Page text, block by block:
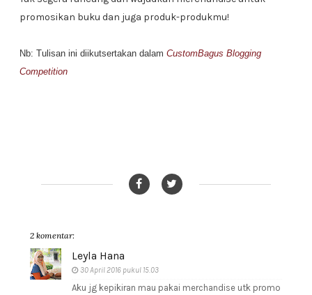
promosikan buku dan juga produk-produkmu!
Nb: Tulisan ini diikutsertakan dalam CustomBagus Blogging
Competition
2 komentar:
Leyla Hana
30 April 2016 pukul 15.03
Aku jg kepikiran mau pakai merchandise utk promo